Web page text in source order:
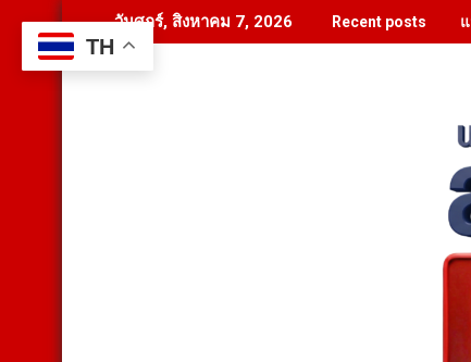
to
content
วันศุกร์, สิงหาคม 7, 2026 Recent posts
TH